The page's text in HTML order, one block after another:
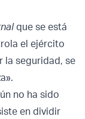
que se está
el ejército
la seguridad, se
no ha sido
en dividir